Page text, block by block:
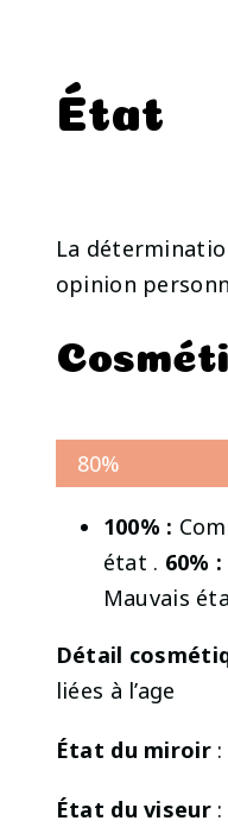
État
La
opinion
80%
100% :
état . 60% :
Mauvais
Détail
liées à l’age
État du miroir:
État du viseur: